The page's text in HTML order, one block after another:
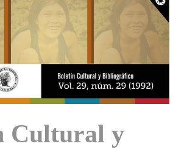
Cultural y